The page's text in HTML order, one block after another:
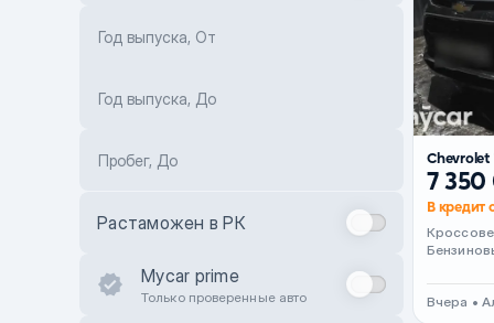
Год выпуска, От
Год выпуска, До
Пробег, До
Растаможен в РК
Mycar prime
Только проверенные авто
Chevrolet
7
В кредит
Вчера •